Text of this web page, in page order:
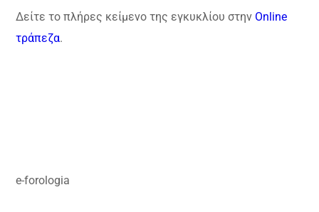
Δείτε το πλήρες κείμενο της εγκυκλίου στην Online
τράπεζα.
e-forologia